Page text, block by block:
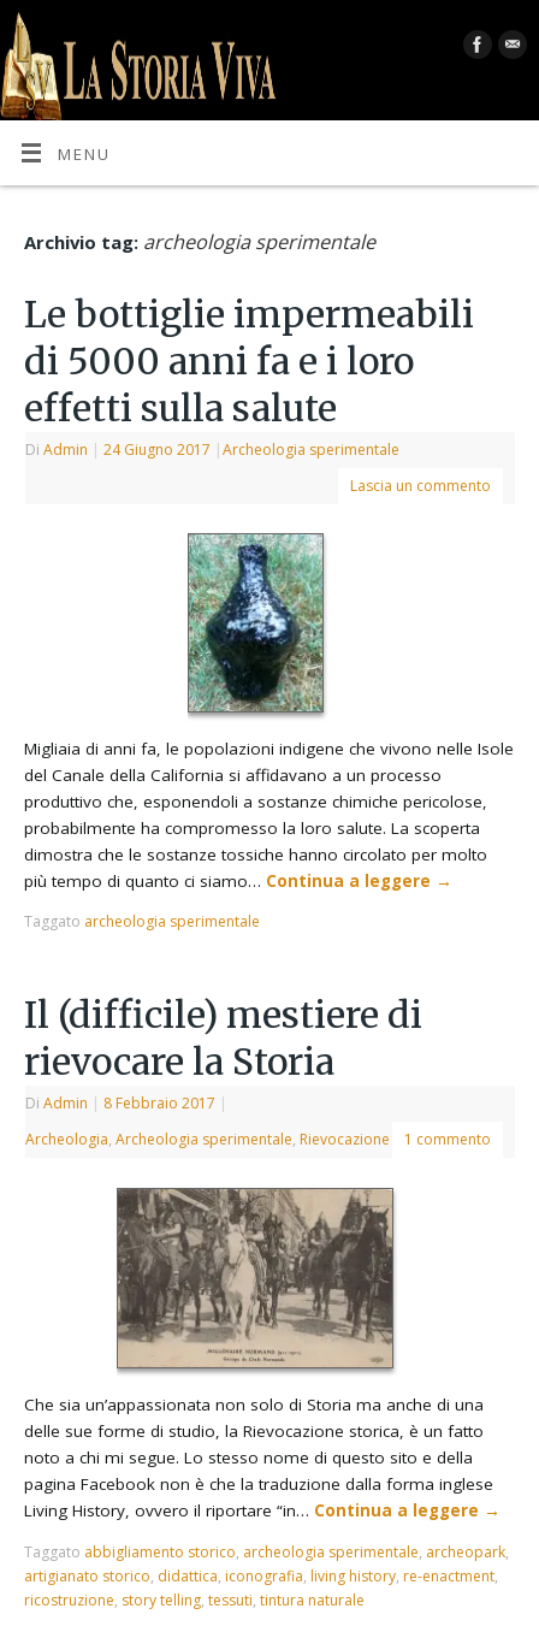
MENU
Archivio tag: archeologia sperimentale
Le bottiglie impermeabili
di 5000 anni fa e i loro
effetti sulla salute
DiAdmin | 24 Giugno 2017 |Archeologia sperimentale
Lascia un commento
Migliaia di anni fa, le popolazioni indigene che vivono nelle Isole
del Canale della California si affidavano a un processo
produttivo che, esponendoli a sostanze chimiche pericolose,
probabilmente ha compromesso la loro salute. La scoperta
dimostra che le sostanze tossiche hanno circolato per molto
più tempo di quanto ci siamo… Continua a leggere →
Taggato archeologia sperimentale
Il (difficile) mestiere di
rievocare la Storia
DiAdmin | 8 Febbraio 2017 |
Archeologia,Archeologia sperimentale, Rievocazione 1 commento
Che sia un’appassionata non solo di Storia ma anche di una
delle sue forme di studio, la Rievocazione storica, è un fatto
noto a chi mi segue. Lo stesso nome di questo sito e della
pagina Facebook non è che la traduzione dalla forma inglese
Living History, ovvero il riportare “in… Continua a leggere →
Taggato abbigliamento storico, archeologia sperimentale, archeopark,
artigianato storico, didattica, iconografia, living history, re-enactment,
ricostruzione, story telling,tessuti,tintura naturale